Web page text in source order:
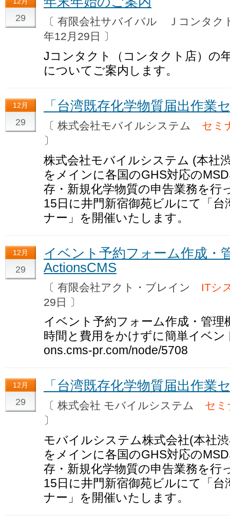
29
〔 有限会社サバイバル Ｊコンタ
年12月29日 〕
Jコンタクト（コンタクト店）の
についてご案内します。
12月
29
「台湾既存化学物質届出作業
〔 株式会社モバイルシステム セミ
〕
株式会社モバイルシステム (本社
をメインに各国のGHS対応の
存・新規化学物質の申告業務を
15日に井門新宿御苑ビルにて「
ナー」を開催いたします。
12月
29
イベント予約フォーム作成・
ActionsCMS
〔 有限会社アクト・ブレイン ITシ
29日 〕
イベント予約フォーム作成・管理
時間と費用をかけずに簡単イベ
ons.cms-pr.com/node/5708
12月
29
「台湾既存化学物質届出作業
〔 株式会社 モバイルシステム セミ
〕
モバイルシステム株式会社(本社
をメインに各国のGHS対応の
存・新規化学物質の申告業務を
15日に井門新宿御苑ビルにて「
ナー」を開催いたします。